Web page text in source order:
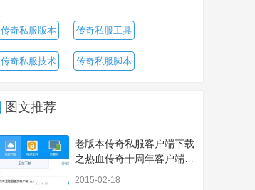
传奇私服版本 传奇私服工具
传奇私服技术 传奇私服脚本
图文推荐
老版本传奇私服客户端下载
之热血传奇十周年客户端下
2015-02-18